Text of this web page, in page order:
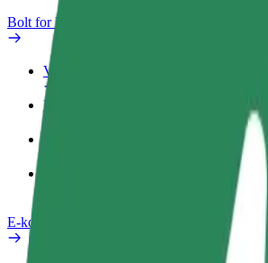
Bolt for Business
Výhody
Pracovní profil
E-kola